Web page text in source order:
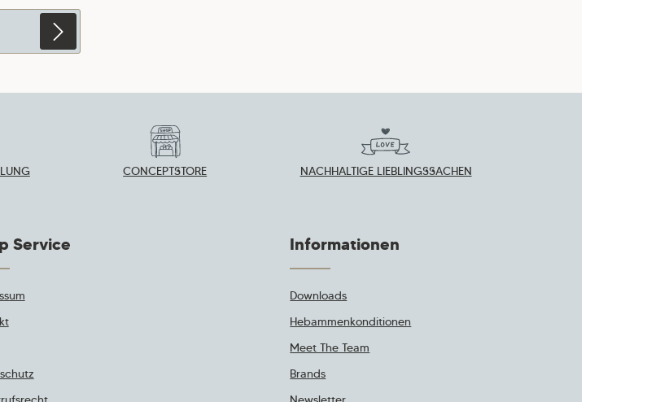
und bin
CONCEPTSTORE NACHHALTIGE LIEBLINGSSACHEN
Service Informationen
Downloads
Hebammenkonditionen
Meet The Team
Brands